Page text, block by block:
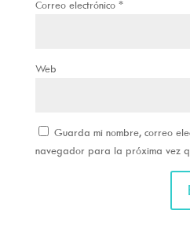
Correo electrónico *
Web
Guarda mi nombre, correo
navegador para la próxima vez